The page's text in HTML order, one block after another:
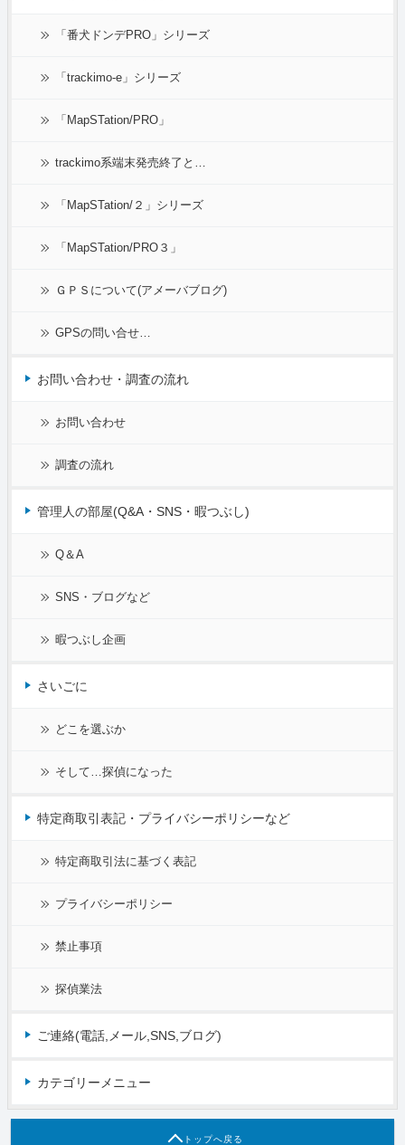
「番犬ドンデPRO」シリーズ
「trackimo-e」シリーズ
「MapSTation/PRO」
trackimo系端末発売終了と…
「MapSTation/２」シリーズ
「MapSTation/PRO３」
ＧＰＳについて(アメーバブログ)
GPSの問い合せ…
お問い合わせ・調査の流れ
お問い合わせ
調査の流れ
管理人の部屋(Q&A・SNS・暇つぶし)
Q＆A
SNS・ブログなど
暇つぶし企画
さいごに
どこを選ぶか
そして…探偵になった
特定商取引表記・プライバシーポリシーなど
特定商取引法に基づく表記
プライバシーポリシー
禁止事項
探偵業法
ご連絡(電話,メール,SNS,ブログ)
カテゴリーメニュー
トップへ戻る